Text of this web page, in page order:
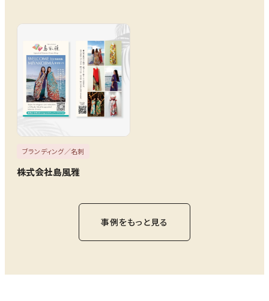
ブランディング／名刺
株式会社島風雅
事例をもっと見る